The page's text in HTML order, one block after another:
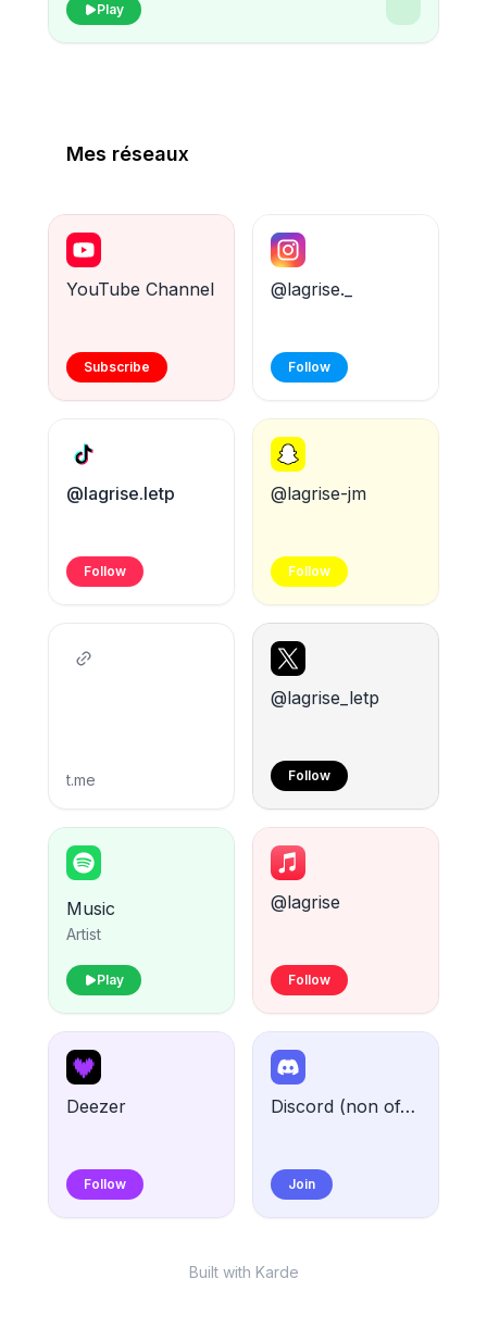
Mes réseaux
YouTube Channel
Subscribe
@lagrise._
Follow
@lagrise.letp
Follow
@lagrise-jm
Follow
t.me
@lagrise_letp
Follow
Music
Artist
Play
@lagrise
Follow
Deezer
Follow
Play
Discord (non officiel)
Join
Built with Karde